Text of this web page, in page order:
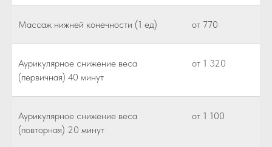
Массаж нижней конечности (1 ед) от 770
Аурикулярное снижение веса
(первичная) 40 минут
от 1 320
Аурикулярное снижение веса
(повторная) 20 минут
от 1 100